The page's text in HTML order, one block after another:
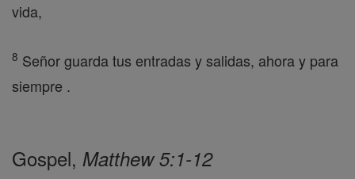
vida,
8 Señor guarda tus entradas y salidas, ahora y para
siempre .
Gospel, Matthew 5:1-12